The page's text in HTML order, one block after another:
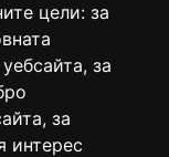
цели: за
, за
, за
интерес